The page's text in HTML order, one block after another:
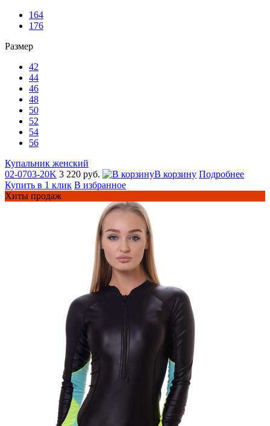
164
176
Размер
42
44
46
48
50
52
54
56
Купальник женский
02-0703-20K 3 220 руб. В корзину Подробнее
Купить в 1 клик В избранное
Хиты продаж